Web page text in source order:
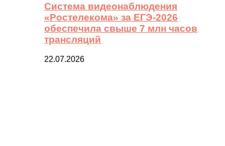
Система видеонаблюдения
«Ростелекома» за ЕГЭ-2026
обеспечила свыше 7 млн часов
трансляций
22.07.2026